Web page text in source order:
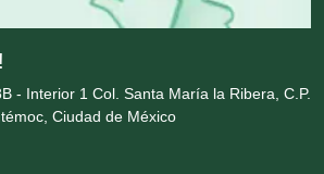
en General
- Interior 1 Col. Santa María la Ribera, C.P.
Ciudad de México